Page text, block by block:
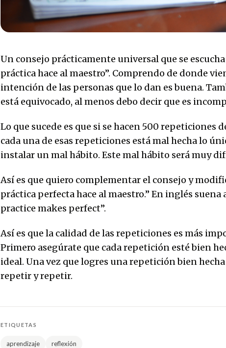
Un consejo prácticamente universal que se
práctica hace al maestro”. Comprendo de donde
intención de las personas que lo dan es buena.
está equivocado, al menos debo decir que es
Lo que sucede es que si se hacen 500 repeticiones
cada una de esas repeticiones está mal hecha lo
instalar un mal hábito. Este mal hábito será muy
Así es que quiero complementar el consejo y
práctica perfecta hace al maestro.” En inglés suena
practice makes perfect”.
Así es que la calidad de las repeticiones es más
Primero asegúrate que cada repetición esté bien
ideal. Una vez que logres una repetición bien
repetir y repetir.
ETIQUETAS
aprendizaje reflexión